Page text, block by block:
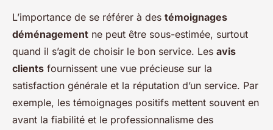
L’importance de se référer à des témoignages
déménagement ne peut être sous-estimée, surtout
quand il s’agit de choisir le bon service. Les avis
clients fournissent une vue précieuse sur la
satisfaction générale et la réputation d’un service. Par
exemple, les témoignages positifs mettent souvent en
avant la fiabilité et le professionnalisme des